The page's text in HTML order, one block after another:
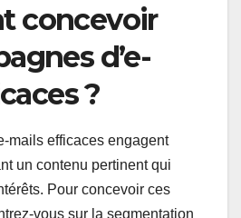
concevoir
d’e-
?
mails efficaces engagent
un contenu pertinent qui
Pour concevoir ces
vous sur la segmentation